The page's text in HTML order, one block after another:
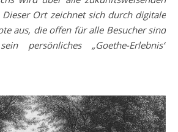
Dieser Ort zeichnet sich durch digitale
aus, die offen für alle Besucher sind
persönliches „Goethe-Erlebnis“